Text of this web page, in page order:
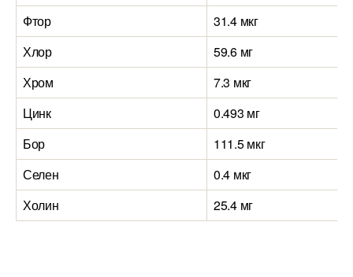
Фтор
31.4 мкг
Хлор
59.6 мг
Хром
7.3 мкг
Цинк
0.493 мг
Бор
111.5 мкг
Селен
0.4 мкг
Холин
25.4 мг